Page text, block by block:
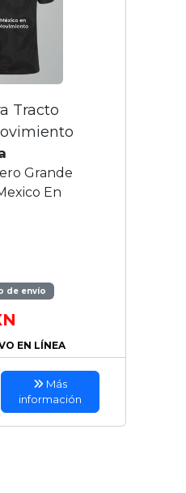
Tracto
Grande
En
de envío
EN LÍNEA
Más
información